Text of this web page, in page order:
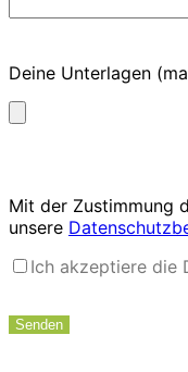
Deine Unterlagen
Mit der Zustimmung
unsere
Ich akzeptiere die